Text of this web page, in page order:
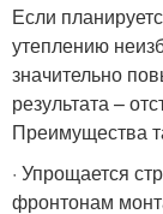
Если
утеплению
значительно
результата –
Преимущества
· Упрощается
фронтонам